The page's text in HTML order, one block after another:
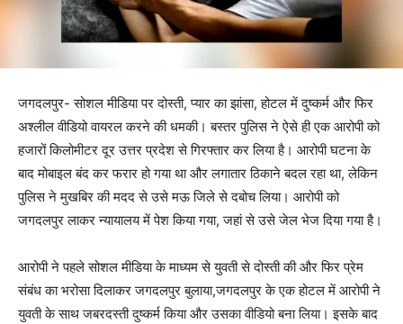
जगदलपुर- सोशल मीडिया पर दोस्ती, प्यार का झांसा, होटल में दुष्कर्म और फिर
अश्लील वीडियो वायरल करने की धमकी। बस्तर पुलिस ने ऐसे ही एक आरोपी को
हजारों किलोमीटर दूर उत्तर प्रदेश से गिरफ्तार कर लिया है। आरोपी घटना के
बाद मोबाइल बंद कर फरार हो गया था और लगातार ठिकाने बदल रहा था, लेकिन
पुलिस ने मुखबिर की मदद से उसे मऊ जिले से दबोच लिया। आरोपी को
जगदलपुर लाकर न्यायालय में पेश किया गया, जहां से उसे जेल भेज दिया गया है।
आरोपी ने पहले सोशल मीडिया के माध्यम से युवती से दोस्ती की और फिर प्रेम
संबंध का भरोसा दिलाकर जगदलपुर बुलाया,जगदलपुर के एक होटल में आरोपी ने
युवती के साथ जबरदस्ती दुष्कर्म किया और उसका वीडियो बना लिया। इसके बाद